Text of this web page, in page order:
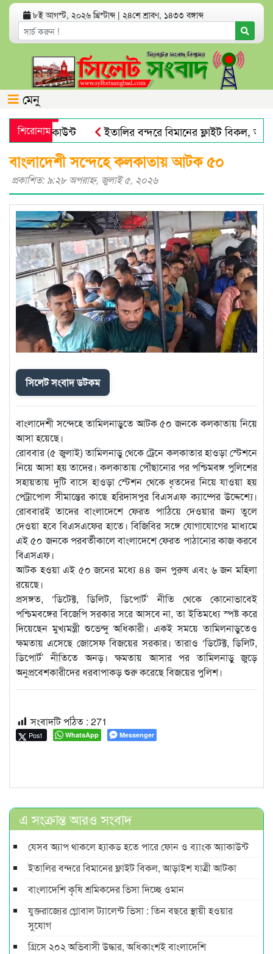
৮ই আগস্ট, ২০২৬ খ্রিস্টাব্দ | ২৪শে শ্রাবণ, ১৪৩৩ বঙ্গাব্দ
মেনু
শিরোনাম
অ্যাকাউন্ট
ইতালির বন্দরে বিমানের ফ্লাইট বিকল,
: এড. জুবায়ের
তেল, গ্যাস, বিদ্যুৎ সঙ্কট ও
বাংলাদেশী সন্দেহে কলকাতায় আটক ৫০
প্রকাশিত: ৯:২৮ অপরাহ্ণ, জুলাই ৫, ২০২৬
সিলেট সংবাদ ডটকম
বাংলাদেশী সন্দেহে তামিলনাড়ুতে আটক ৫০ জনকে কলকাতায় নিয়ে
আসা হয়েছে।
রোববার (৫ জুলাই) তামিলনাড়ু থেকে ট্রেনে কলকাতার হাওড়া স্টেশনে
নিয়ে আসা হয় তাদের। কলকাতায় পৌঁছানোর পর পশ্চিমবঙ্গ পুলিশের
সহায়তায় দুটি বাসে হাওড়া স্টেশন থেকে ধৃতদের নিয়ে যাওয়া হয়
পেট্রাপোল সীমান্তের কাছে হরিদাসপুর বিএসএফ ক্যাম্পের উদ্দেশ্যে।
রোববারই তাদের বাংলাদেশে ফেরত পাঠিয়ে দেওয়ার জন্য তুলে
দেওয়া হবে বিএসএফের হাতে। বিজিবির সঙ্গে যোগাযোগের মাধ্যমে
এই ৫০ জনকে পরবর্তীকালে বাংলাদেশে ফেরত পাঠানোর কাজ করবে
বিএসএফ।
আটক হওয়া এই ৫০ জনের মধ্যে ৪৪ জন পুরুষ এবং ৬ জন মহিলা
রয়েছে।
প্রসঙ্গত, ‘ডিটেক্ট, ডিলিট, ডিপোর্ট’ নীতি থেকে কোনোভাবেই
পশ্চিমবঙ্গের বিজেপি সরকার সরে আসবে না, তা ইতিমধ্যে স্পষ্ট করে
দিয়েছেন মুখ্যমন্ত্রী শুভেন্দু অধিকারী। একই সময়ে তামিলনাড়ুতেও
ক্ষমতায় এসেছে জোসেফ বিজয়ের সরকার। তারাও ‘ডিটেক্ট, ডিলিট,
ডিপোর্ট’ নীতিতে অনড়। ক্ষমতায় আসার পর তামিলনাড়ু জুড়ে
অনুপ্রবেশকারীদের ধরবাপাকড় শুরু করেছে বিজয়ের পুলিশ।
সংবাদটি পঠিত : 271
Post WhatsApp Messenger
এ সংক্রান্ত আরও সংবাদ
যেসব অ্যাপ থাকলে হ্যাকড হতে পারে ফোন ও ব্যাংক অ্যাকাউন্ট
ইতালির বন্দরে বিমানের ফ্লাইট বিকল, আড়াইশ যাত্রী আটকা
বাংলাদেশি কৃষি শ্রমিকদের ভিসা দিচ্ছে ওমান
যুক্তরাজ্যের গ্লোবাল ট্যালেন্ট ভিসা : তিন বছরে স্থায়ী হওয়ার
সুযোগ
গ্রিসে ২০২ অভিবাসী উদ্ধার, অধিকাংশই বাংলাদেশি